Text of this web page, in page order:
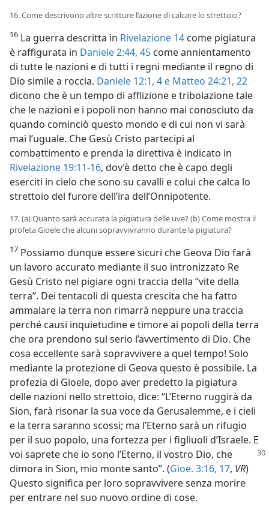
16. Come descrivono altre scritture l’azione di calcare lo strettoio?
16 La guerra descritta in Rivelazione 14 come pigiatura
è raffigurata in Daniele 2:44, 45 come annientamento
di tutte le nazioni e di tutti i regni mediante il regno di
Dio simile a roccia. Daniele 12:1, 4 e Matteo 24:21, 22
dicono che è un tempo di afflizione e tribolazione tale
che le nazioni e i popoli non hanno mai conosciuto da
quando cominciò questo mondo e di cui non vi sarà
mai l’uguale. Che Gesù Cristo partecipi al
combattimento e prenda la direttiva è indicato in
Rivelazione 19:11-16, dov’è detto che è capo degli
eserciti in cielo che sono su cavalli e colui che calca lo
strettoio del furore dell’ira dell’Onnipotente.
17. (a) Quanto sarà accurata la pigiatura delle uve? (b) Come mostra il
profeta Gioele che alcuni sopravvivranno durante la pigiatura?
17 Possiamo dunque essere sicuri che Geova Dio farà
un lavoro accurato mediante il suo intronizzato Re
Gesù Cristo nel pigiare ogni traccia della “vite della
terra”. Dei tentacoli di questa crescita che ha fatto
ammalare la terra non rimarrà neppure una traccia
perché causi inquietudine e timore ai popoli della terra
che ora prendono sul serio l’avvertimento di Dio. Che
cosa eccellente sarà sopravvivere a quel tempo! Solo
mediante la protezione di Geova questo è possibile. La
profezia di Gioele, dopo aver predetto la pigiatura
delle nazioni nello strettoio, dice: “L’Eterno ruggirà da
Sion, farà risonar la sua voce da Gerusalemme, e i cieli
e la terra saranno scossi; ma l’Eterno sarà un rifugio
per il suo popolo, una fortezza per i figliuoli d’Israele. E
voi saprete che io sono l’Eterno, il vostro Dio, che
dimora in Sion, mio monte santo”. (Gioe. 3:16, 17, VR)
Questo significa per loro sopravvivere senza morire
per entrare nel suo nuovo ordine di cose.